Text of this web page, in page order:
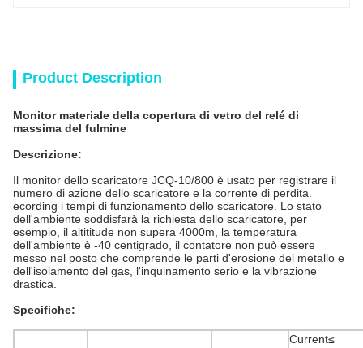
Product Description
Monitor materiale della copertura di vetro del relé di
massima del fulmine
Descrizione:
Il monitor dello scaricatore JCQ-10/800 è usato per registrare il
numero di azione dello scaricatore e la corrente di perdita.
ecording i tempi di funzionamento dello scaricatore. Lo stato
dell'ambiente soddisfarà la richiesta dello scaricatore, per
esempio, il altititude non supera 4000m, la temperatura
dell'ambiente è -40 centigrado, il contatore non può essere
messo nel posto che comprende le parti d'erosione del metallo e
dell'isolamento del gas, l'inquinamento serio e la vibrazione
drastica.
Specifiche:
Current≤